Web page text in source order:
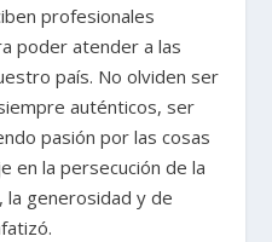
profesionales
poder atender a las
país. No olviden ser
auténticos, ser
pasión por las cosas
en la persecución de la
la generosidad y de